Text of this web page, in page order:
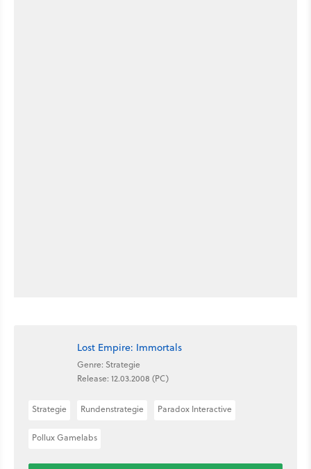
Lost Empire: Immortals
Genre: Strategie
Release: 12.03.2008 (PC)
Strategie Rundenstrategie Paradox Interactive
Pollux Gamelabs